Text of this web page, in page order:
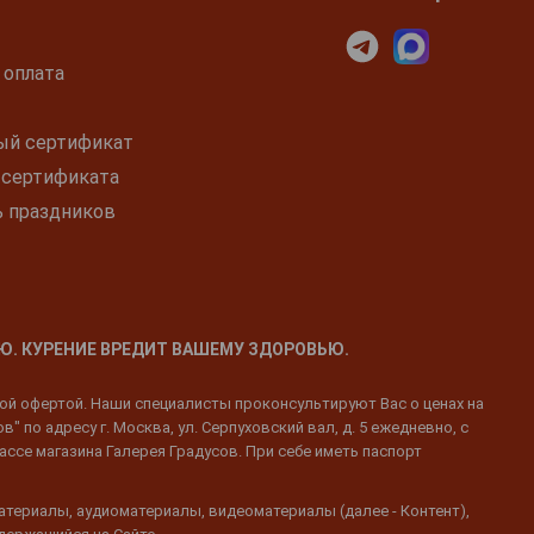
сертификат
праздников
КУРЕНИЕ ВРЕДИТ ВАШЕМУ ЗДОРОВЬЮ.
офертой. Наши специалисты проконсультируют Вас о ценах на
по адресу г. Москва, ул. Серпуховский вал, д. 5 ежедневно, с
магазина Галерея Градусов. При себе иметь паспорт
аудиоматериалы, видеоматериалы (далее - Контент),